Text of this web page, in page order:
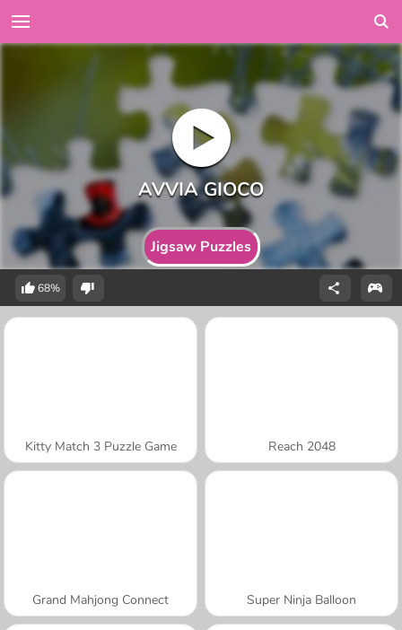
Jigsaw Puzzles
68%
Kitty Match 3 Puzzle Game Reach 2048
Grand Mahjong Connect Super Ninja Balloon